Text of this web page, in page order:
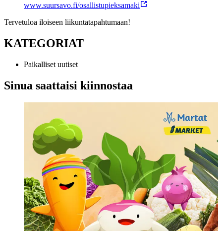
www.suursavo.fi/osallistupieksamaki
Tervetuloa iloiseen liikuntatapahtumaan!
KATEGORIAT
Paikalliset uutiset
Sinua saattaisi kiinnostaa